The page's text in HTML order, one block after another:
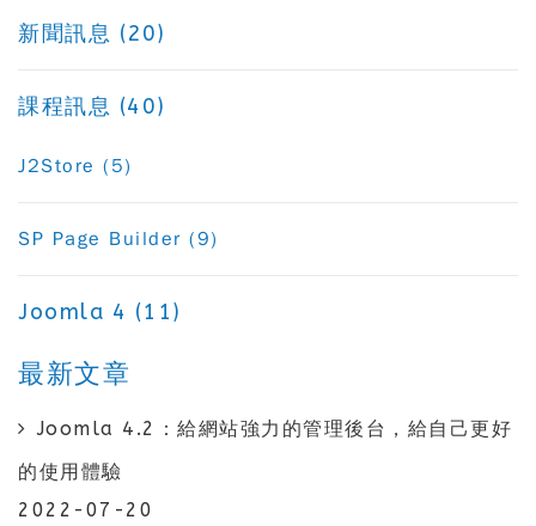
新聞訊息 (20)
課程訊息 (40)
J2Store (5)
SP Page Builder (9)
Joomla 4 (11)
最新文章
Joomla 4.2：給網站強力的管理後台，給自己更好
的使用體驗
2022-07-20